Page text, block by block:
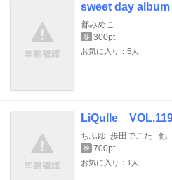
sweet day album
都みめこ
巻 300pt
お気に入り：5人
LiQulle
ちふゆ 歩田でこた 他
巻 700pt
お気に入り：1人